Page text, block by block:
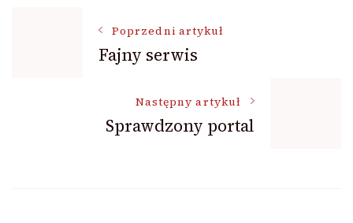
NawigacjaPoprzedni artykuł
Fajny serwis
Następny artykuł
Sprawdzony portal